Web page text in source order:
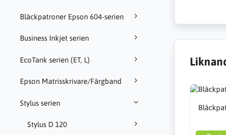
Bläckpatroner Epson 604-serien
Business Inkjet serien
EcoTank serien (ET, L)
Epson Matrisskrivare/Färgband
Stylus serien
Stylus D 120